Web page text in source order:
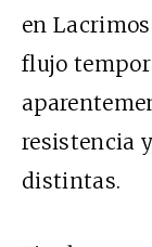
en
flujo
resistencia
distintas.